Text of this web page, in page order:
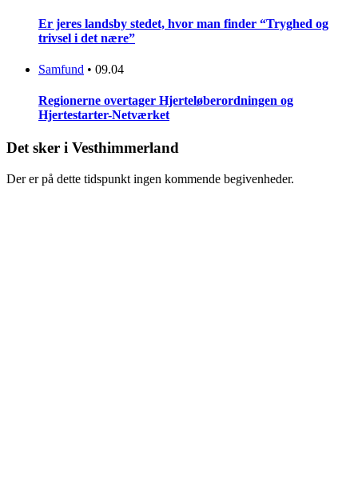
Er jeres landsby stedet, hvor man finder “Tryghed og
trivsel i det nære”
Samfund • 09.04
Regionerne overtager Hjerteløberordningen og
Hjertestarter-Netværket
Det sker i Vesthimmerland
Der er på dette tidspunkt ingen kommende begivenheder.